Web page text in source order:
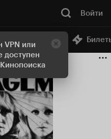
VPN или
доступен
Войти
кинотеатр